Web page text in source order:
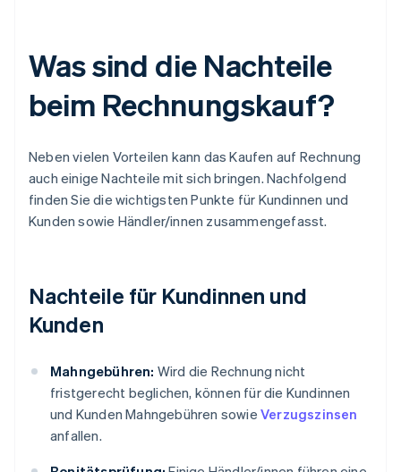
Was sind die Nachteile
beim Rechnungskauf?
Neben vielen Vorteilen kann das Kaufen auf Rechnung
auch einige Nachteile mit sich bringen. Nachfolgend
finden Sie die wichtigsten Punkte für Kundinnen und
Kunden sowie Händler/innen zusammengefasst.
Nachteile für Kundinnen und
Kunden
Mahngebühren: Wird die Rechnung nicht
fristgerecht beglichen, können für die Kundinnen
und Kunden Mahngebühren sowie Verzugszinsen
anfallen.